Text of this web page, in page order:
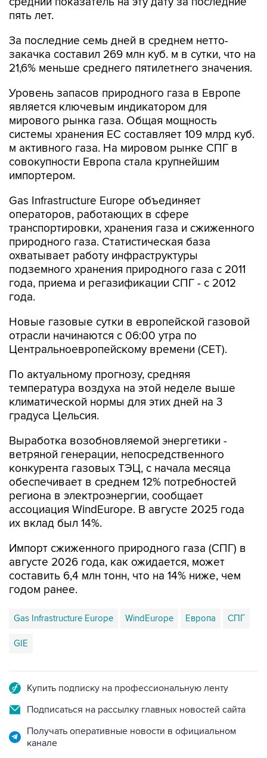
пять лет.
За последние семь дней в среднем нетто-
закачка составил 269 млн куб. м в сутки, что на
21,6% меньше среднего пятилетнего значения.
Уровень запасов природного газа в Европе
является ключевым индикатором для
мирового рынка газа. Общая мощность
системы хранения ЕС составляет 109 млрд куб.
м активного газа. На мировом рынке СПГ в
совокупности Европа стала крупнейшим
импортером.
Gas Infrastructure Europe объединяет
операторов, работающих в сфере
транспортировки, хранения газа и сжиженного
природного газа. Статистическая база
охватывает работу инфраструктуры
подземного хранения природного газа с 2011
года, приема и регазификации СПГ - с 2012
года.
Новые газовые сутки в европейской газовой
отрасли начинаются c 06:00 утра по
Центральноевропейскому времени (CET).
По актуальному прогнозу, средняя
температура воздуха на этой неделе выше
климатической нормы для этих дней на 3
градуса Цельсия.
Выработка возобновляемой энергетики -
ветряной генерации, непосредственного
конкурента газовых ТЭЦ, с начала месяца
обеспечивает в среднем 12% потребностей
региона в электроэнергии, сообщает
ассоциация WindEurope. В августе 2025 года
их вклад был 14%.
Импорт сжиженного природного газа (СПГ) в
августе 2026 года, как ожидается, может
составить 6,4 млн тонн, что на 14% ниже, чем
годом ранее.
Gas Infrastructure Europe WindEurope Европа СПГ
GIE
Купить подписку на профессиональную ленту
Подписаться на рассылку главных новостей сайта
Получать оперативные новости в официальном
канале